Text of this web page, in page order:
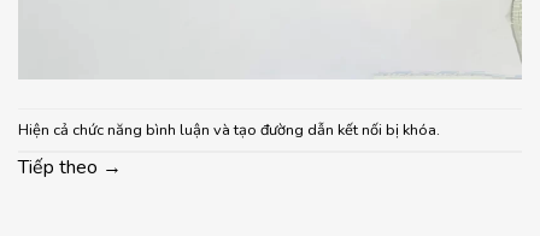
Hiện cả chức năng bình luận và tạo đường dẫn kết nối bị khóa.
Tiếp theo →